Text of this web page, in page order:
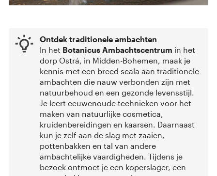
Ontdek traditionele ambachten
In het Botanicus Ambachtscentrum in het
dorp Ostrá, in Midden-Bohemen, maak je
kennis met een breed scala aan traditionele
ambachten die nauw verbonden zijn met
natuurbehoud en een gezonde levensstijl.
Je leert eeuwenoude technieken voor het
maken van natuurlijke cosmetica,
kruidenbereidingen en kaarsen. Daarnaast
kun je zelf aan de slag met zaaien,
pottenbakken en tal van andere
ambachtelijke vaardigheden. Tijdens je
bezoek ontmoet je een koperslager, een